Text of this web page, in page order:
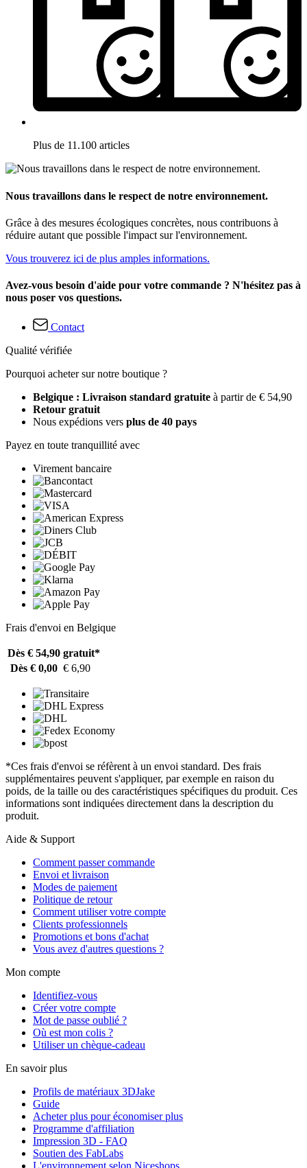
Plus de 11.100 articles
Nous travaillons dans le respect de notre environnement.
Grâce à des mesures écologiques concrètes, nous contribuons à
réduire autant que possible l'impact sur l'environnement.
Vous trouverez ici de plus amples informations.
Avez-vous besoin d'aide pour votre commande ? N'hésitez pas à
nous poser vos questions.
Contact
Qualité vérifiée
Pourquoi acheter sur notre boutique ?
Belgique : Livraison standard gratuite à partir de € 54,90
Retour gratuit
Nous expédions vers plus de 40 pays
Payez en toute tranquillité avec
Virement bancaire
Frais d'envoi en Belgique
Dès € 54,90 gratuit*
Dès € 0,00 € 6,90
*Ces frais d'envoi se réfèrent à un envoi standard. Des frais
supplémentaires peuvent s'appliquer, par exemple en raison du
poids, de la taille ou des caractéristiques spécifiques du produit. Ces
informations sont indiquées directement dans la description du
produit.
Aide & Support
Comment passer commande
Envoi et livraison
Modes de paiement
Politique de retour
Comment utiliser votre compte
Clients professionnels
Promotions et bons d'achat
Vous avez d'autres questions ?
Mon compte
Identifiez-vous
Créer votre compte
Mot de passe oublié ?
Où est mon colis ?
Utiliser un chèque-cadeau
En savoir plus
Profils de matériaux 3DJake
Guide
Acheter plus pour économiser plus
Programme d'affiliation
Impression 3D - FAQ
Soutien des FabLabs